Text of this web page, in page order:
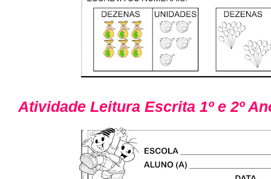
Atividade Leitura Escrita 1º e 2º